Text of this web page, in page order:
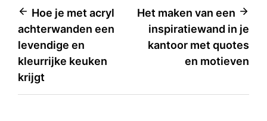
Bericht
navigatie
Hoe je met acryl
achterwanden een
levendige en
kleurrijke keuken
krijgt
Het maken van een
inspiratiewand in je
kantoor met quotes
en motieven